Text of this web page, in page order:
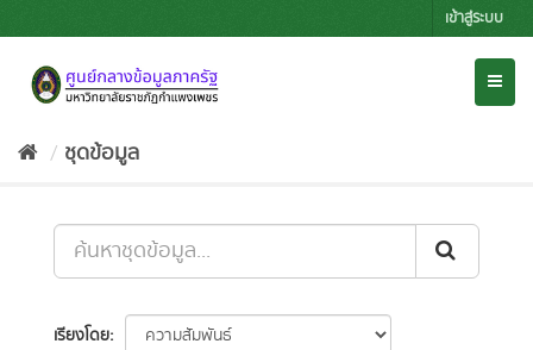
to
เข้าสู่ระบบ
ชุดข้อมูล
เรียงโดย